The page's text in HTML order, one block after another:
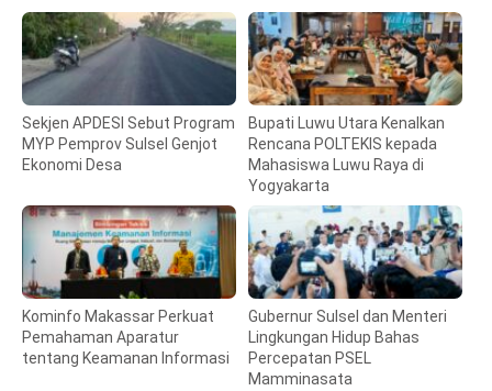
Sekjen APDESI Sebut Program
MYP Pemprov Sulsel Genjot
Ekonomi Desa
Bupati Luwu Utara Kenalkan
Rencana POLTEKIS kepada
Mahasiswa Luwu Raya di
Yogyakarta
Kominfo Makassar Perkuat
Pemahaman Aparatur
tentang Keamanan Informasi
Gubernur Sulsel dan Menteri
Lingkungan Hidup Bahas
Percepatan PSEL
Mamminasata